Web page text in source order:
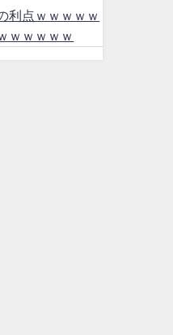
利点ｗｗｗｗｗ
ｗｗｗｗｗ